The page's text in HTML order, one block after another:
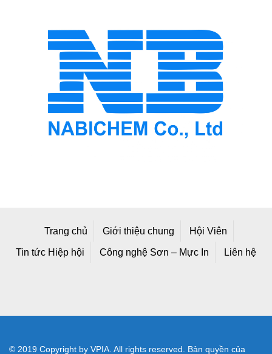
Trang chủ Giới thiệu chung Hội Viên
Tin tức Hiệp hội Công nghệ Sơn – Mực In Liên hệ
© 2019 Copyright by VPIA. All rights reserved. Bản quyền của